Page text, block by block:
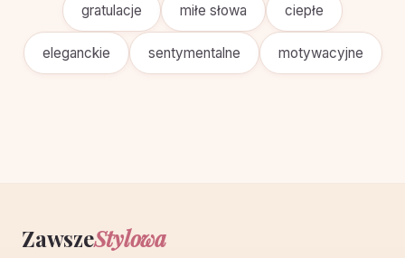
gratulacje miłe słowa ciepłe
eleganckie sentymentalne motywacyjne
ZawszeStylowa